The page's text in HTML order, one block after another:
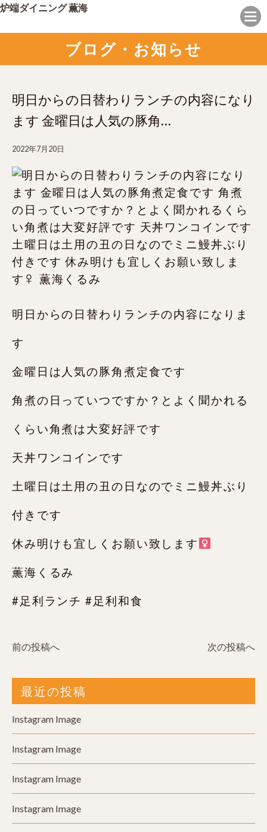
炉端ダイニング 薫海
ブログ・お知らせ
明日からの日替わりランチの内容になり
ます 金曜日は人気の豚角…
2022年7月20日
明日からの日替わりランチの内容になりま
す
金曜日は人気の豚角煮定食です️
角煮の日っていつですか？とよく聞かれる
くらい角煮は大変好評です‍
天丼ワンコインです
土曜日は土用の丑の日なのでミニ鰻丼ぶり
付きです️
休み明けも宜しくお願い致します‍
薫海くるみ
#足利ランチ #足利和食
前の投稿へ 次の投稿へ
最近の投稿
Instagram Image
Instagram Image
Instagram Image
Instagram Image